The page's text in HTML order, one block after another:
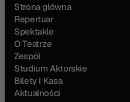
Strona główna
Repertuar
Spektakle
O Teatrze
Zespół
Studium Aktorskie
Bilety i Kasa
Aktualności